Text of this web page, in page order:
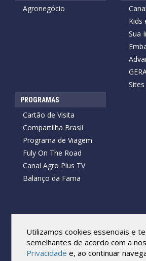
Agronegócio
Kids
Sua
PROGRAMAS
Cartão de Visita
Compartilha Brasil
Programa de Viagem
Fuly On The Road
Canal Agro Plus TV
Balanço da Fama
Todos os direitos
Reprodução no todo ou em parte sob
sem expressa autorização por escrito do
proibida.
Utilizamos cookies essenciais e
semelhantes de acordo com a
Privacidade e, ao continuar